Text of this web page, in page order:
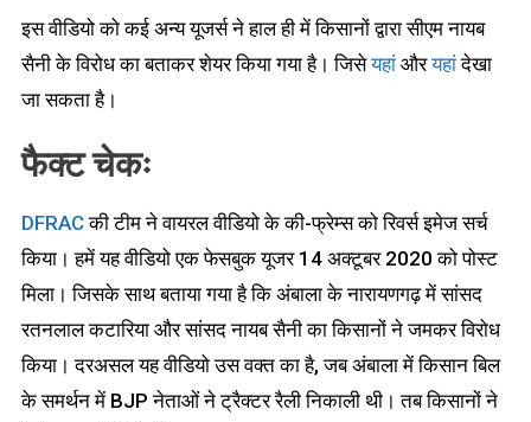
इस वीडियो को कई अन्य यूजर्स ने हाल ही में किसानों द्वारा सीएम नायब
सैनी के विरोध का बताकर शेयर किया गया है। जिसेयहांऔरयहांदेखा
जा सकता है।
फैक्ट चेकः
DFRACकी टीम ने वायरल वीडियो के की-फ्रेम्स को रिवर्स इमेज सर्च
किया। हमें यह वीडियो एक फेसबुक यूजर 14 अक्टूबर 2020 को पोस्ट
मिला। जिसके साथ बताया गया है कि अंबाला के नारायणगढ़ में सांसद
रतनलाल कटारिया और सांसद नायब सैनी का किसानों ने जमकर विरोध
किया। दरअसल यह वीडियो उस वक्त का है, जब अंबाला में किसान बिल
के समर्थन में BJP नेताओं ने ट्रैक्टर रैली निकाली थी। तब किसानों ने